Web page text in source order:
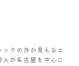
クの外が見えるエ
が名古屋を中心に